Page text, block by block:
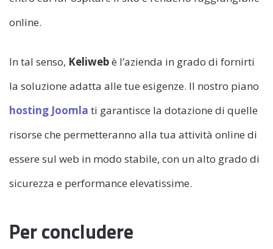
online.
In tal senso, Keliwebè l’azienda in grado di fornirti
la soluzione adatta alle tue esigenze. Il nostro piano
hosting Joomla ti garantisce la dotazione di quelle
risorse che permetteranno alla tua attività online di
essere sul web in modo stabile, con un alto grado di
sicurezza e performance elevatissime.
Per concludere